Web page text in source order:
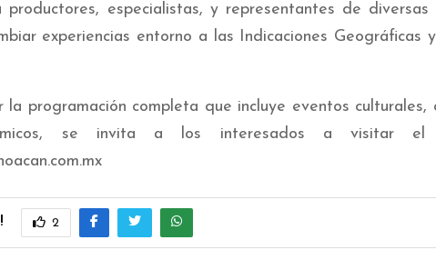
productores, especialistas, y representantes de
experiencias entorno a las Indicaciones Geográficas
la programación completa que incluye eventos culturales,
se invita a los interesados a visitar el
2